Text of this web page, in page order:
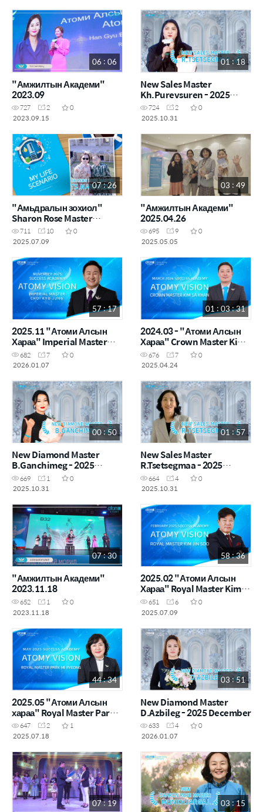
06 : 06
"Амжилтын Академи"
2023.09
727 2
0
2023.09.15
01 : 18
New Sales Master
Kh.Purevsuren - 2025
October
724 2
0
2025.10.31
07 : 26
"Амьдралын зохиол"
Sharon Rose Master
Ц.Наранзул
711 10
0
2025.07.09
03 : 49
"Амжилтын Академи"
2025.04.26
695 9
0
2025.05.05
57 : 17
2025.11 "Атоми Алсын
Хараа" Imperial Master
Choi Kyu Jeong
682 7
0
2026.01.07
01 : 03 : 31
2024.03 - "Атоми Алсын
Хараа" Crown Master Kim
Sa Khan
676 7
0
2025.04.24
00 : 50
New Diamond Master
B.Ganchimeg - 2025
October
669 1
0
2025.10.31
01 : 57
New Sales Master
R.Tsetsegmaa - 2025
October
664 4
0
2025.10.31
07 : 30
"Амжилтын Академи"
2023.11.18
652 1
0
2023.11.18
58 : 36
2025.02 "Атоми Алсын
Хараа" Royal Master Kim
Jinsoo
651 6
0
2025.07.09
44 : 34
2025.05 "Атоми Алсын
хараа" Royal Master Park
Mi Ryeong
647 2
1
2025.07.18
03 : 51
New Diamond Master
D.Azbileg - 2025 December
633 4
0
2026.01.07
07 : 19 03 : 15